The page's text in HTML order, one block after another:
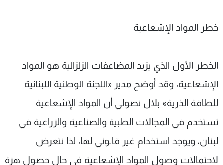
خطر المواد الإشعاعية
الخطر الأول الذي يزيد المضاعفات الزلزالية هو المواد
الإشعاعية، وقد أوضح مدير «اللجنة الوطنية اللبنانية
للطاقة الذرية» بلال نصولي أن المواد الإشعاعية
تستخدم في المجالات الطبية والصناعية والزراعية في
لبنان، ويوجد استخدام غير قانوني لها، لذا نتعرض
لاحتمالات وصول المواد الإشعاعية في حال حصول هزة